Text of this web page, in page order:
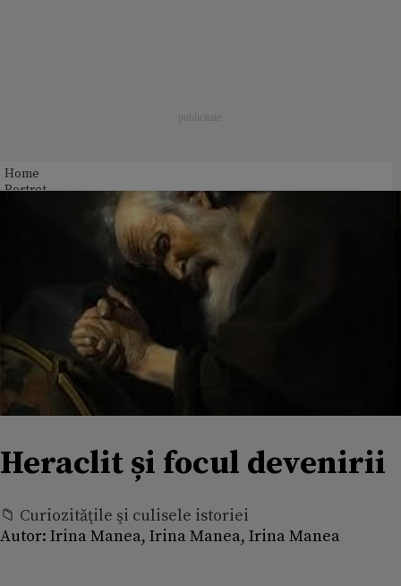
Home
Portret
Heraclit și focul devenirii
📁 Curiozităţile şi culisele istoriei
Autor: Irina Manea, Irina Manea, Irina Manea